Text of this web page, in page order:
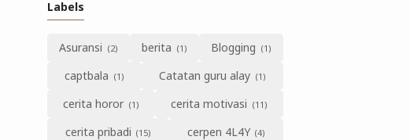
Labels
Asuransi berita
Blogging
captbala
Catatan guru alay
cerita horor
cerita motivasi
cerita pribadi
cerpen 4L4Y